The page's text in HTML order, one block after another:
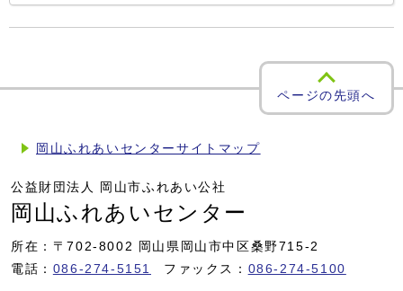
ページの先頭へ
岡山ふれあいセンターサイトマップ
公益財団法人 岡山市ふれあい公社
岡山ふれあいセンター
所在：〒702-8002 岡山県岡山市中区桑野715-2
電話： 086-274-5151 ファックス： 086-274-5100